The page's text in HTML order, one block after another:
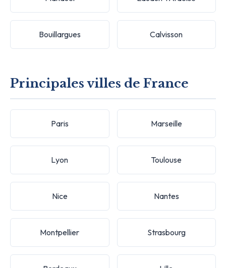
Bouillargues Calvisson
Principales villes de France
Paris Marseille
Lyon Toulouse
Nice Nantes
Montpellier Strasbourg